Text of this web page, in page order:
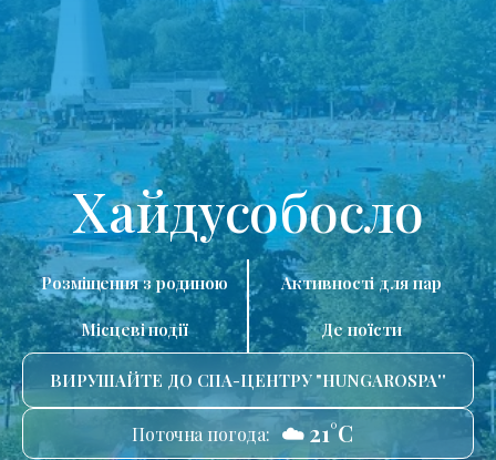
Хайдусобосло
Розміщення з родиною Активності для пар
Місцеві події Де поїсти
ВИРУШАЙТЕ ДО СПА-ЦЕНТРУ "HUNGAROSPA''
Поточна погода: ☁️ 21°C